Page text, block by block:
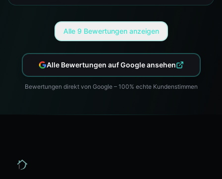
Alle 9 Bewertungen anzeigen
Alle Bewertungen auf Google ansehen
Bewertungen direkt von Google – 100% echte Kundenstimmen